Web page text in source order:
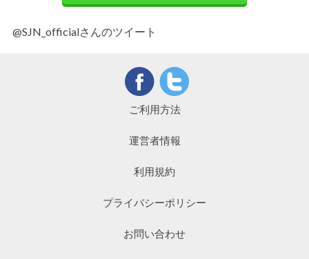
@SJN_officialさんのツイート
ご利用方法
運営者情報
利用規約
プライバシーポリシー
お問い合わせ